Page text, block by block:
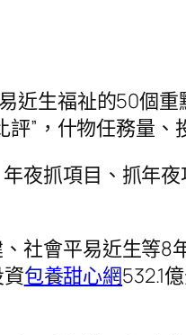
近生福祉的50個
”，什物任務量、
夜抓項目、抓年
社會平易近生等8
包養甜心網532.1